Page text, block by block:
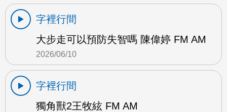
字裡行間
大步走可以預防失智嗎 陳偉婷 FM AM
2026/06/10
字裡行間
獨角獸2王牧絃 FM AM